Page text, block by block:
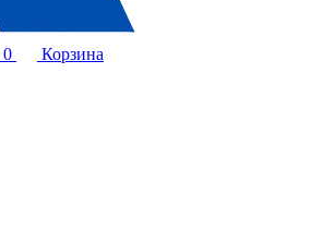
0 Корзина